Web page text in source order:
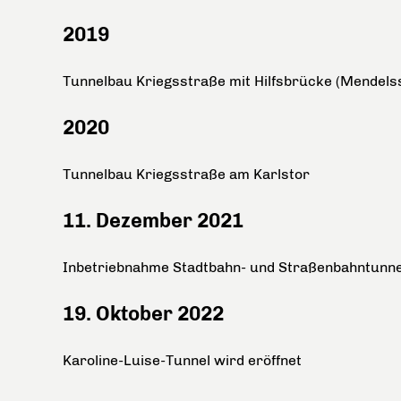
2019
Tunnelbau Kriegsstraße mit Hilfsbrücke
2020
Tunnelbau Kriegsstraße am Karlstor
11. Dezember 2021
Inbetriebnahme Stadtbahn- und
19. Oktober 2022
Karoline-Luise-Tunnel wird eröffnet